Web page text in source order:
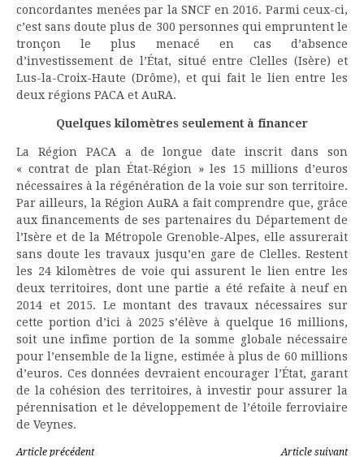
concordantes menées par la SNCF en 2016. Parmi ceux-ci,
c’est sans doute plus de 300 personnes qui empruntent le
tronçon le plus menacé en cas d’absence
d’investissement de l’État, situé entre Clelles (Isère) et
Lus-la-Croix-Haute (Drôme), et qui fait le lien entre les
deux régions PACA et AuRA.
Quelques kilomètres seulement à financer
La Région PACA a de longue date inscrit dans son
« contrat de plan État-Région » les 15 millions d’euros
nécessaires à la régénération de la voie sur son territoire.
Par ailleurs, la Région AuRA a fait comprendre que, grâce
aux financements de ses partenaires du Département de
l’Isère et de la Métropole Grenoble-Alpes, elle assurerait
sans doute les travaux jusqu’en gare de Clelles. Restent
les 24 kilomètres de voie qui assurent le lien entre les
deux territoires, dont une partie a été refaite à neuf en
2014 et 2015. Le montant des travaux nécessaires sur
cette portion d’ici à 2025 s’élève à quelque 16 millions,
soit une infime portion de la somme globale nécessaire
pour l’ensemble de la ligne, estimée à plus de 60 millions
d’euros. Ces données devraient encourager l’État, garant
de la cohésion des territoires, à investir pour assurer la
pérennisation et le développement de l’étoile ferroviaire
de Veynes.
Article précédent Article suivant